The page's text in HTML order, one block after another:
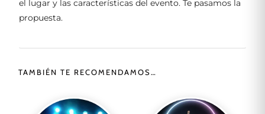
el lugar y las características del evento. Te pasamos la
propuesta.
TAMBIÉN TE RECOMENDAMOS…